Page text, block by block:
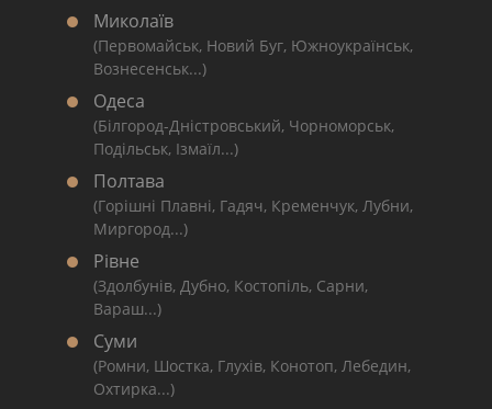
Миколаїв
(Первомайськ, Новий Буг, Южноукраїнськ,
Вознесенськ...)
Одеса
(Білгород-Дністровський, Чорноморськ,
Подільськ, Ізмаїл...)
Полтава
(Горішні Плавні, Гадяч, Кременчук, Лубни,
Миргород...)
Рівне
(Здолбунів, Дубно, Костопіль, Сарни,
Вараш...)
Суми
(Ромни, Шостка, Глухів, Конотоп, Лебедин,
Охтирка...)